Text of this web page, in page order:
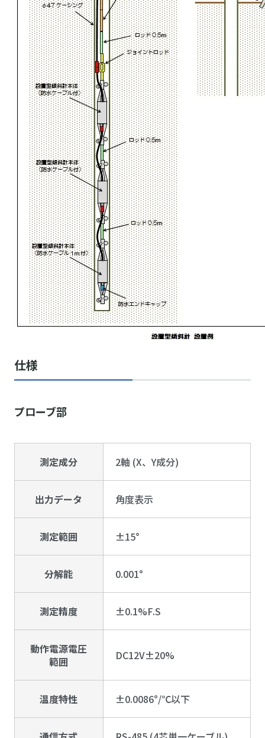
仕様
プローブ部
測定成分 2軸 (X、Y成分)
出力データ 角度表示
測定範囲 ±15°
分解能 0.001°
測定精度 ±0.1%F.S
動作電源電圧
範囲
DC12V±20%
温度特性 ±0.0086°/℃以下